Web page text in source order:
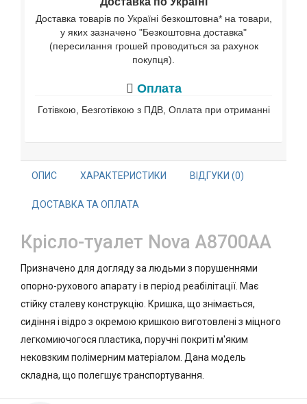
Доставка товарів по Україні безкоштовна* на товари,
у яких зазначено "Безкоштовна доставка"
(пересилання грошей проводиться за рахунок
покупця).
Оплата
Готівкою, Безготівкою з ПДВ, Оплата при отриманні
ОПИС ХАРАКТЕРИСТИКИ ВІДГУКИ (0)
ДОСТАВКА ТА ОПЛАТА
Крісло-туалет Nova A8700AA
Призначено для догляду за людьми з порушеннями
опорно-рухового апарату і в період реабілітації. Має
стійку сталеву конструкцію. Кришка, що знімається,
сидіння і відро з окремою кришкою виготовлені з міцного
легкомиючогося пластика, поручні покриті м'яким
нековзким полімерним матеріалом. Дана модель
складна, що полегшує транспортування.